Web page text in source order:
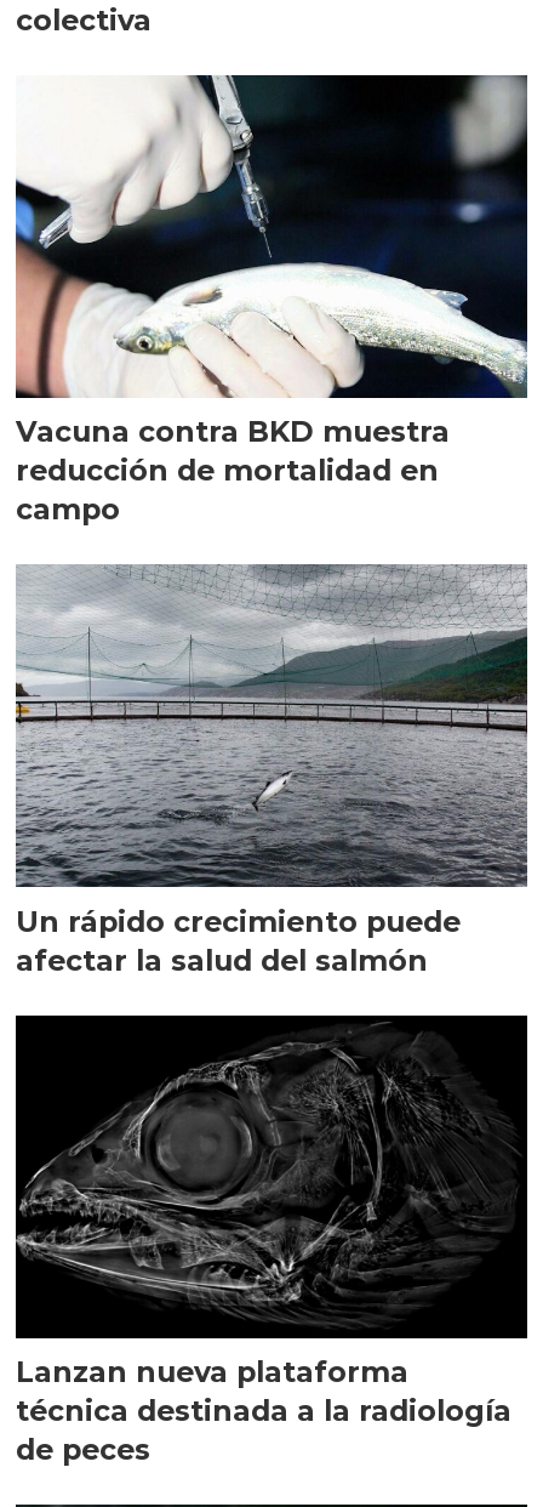
colectiva
Vacuna contra BKD muestra
reducción de mortalidad en
campo
Un rápido crecimiento puede
afectar la salud del salmón
Lanzan nueva plataforma
técnica destinada a la radiología
de peces